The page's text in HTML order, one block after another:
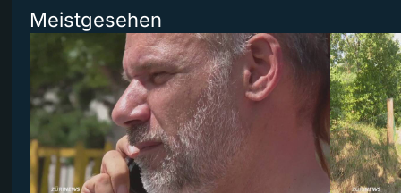
Meistgesehen